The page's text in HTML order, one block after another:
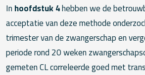
Inhoofdstuk 4hebben we de
acceptatie van deze methode
trimester van de zwangerschap en
periode rond 20 weken
gemeten CL correleerde goed met